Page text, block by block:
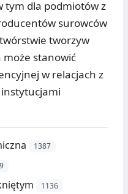
tym dla podmiotów z
surowców
tworzyw
może stanowić
w relacjach z
1387
1136